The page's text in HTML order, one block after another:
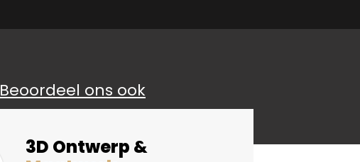
Beoordeel ons ook
3D Ontwerp &